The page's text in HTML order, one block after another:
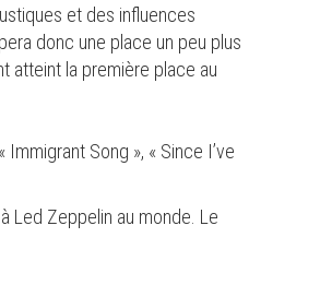
et des influences
donc une place un peu plus
atteint la première place au
Song », « Since I’ve
Led Zeppelin au monde. Le